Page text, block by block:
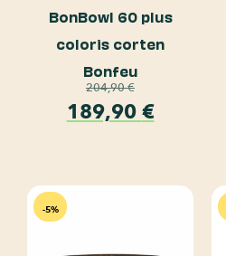
BonBowl 60 plus
coloris corten
Bonfeu
204,90€
189,90 €
-5%